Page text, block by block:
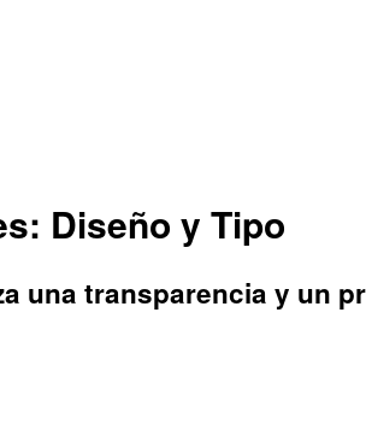
Diseño y Tipo
una transparencia y un